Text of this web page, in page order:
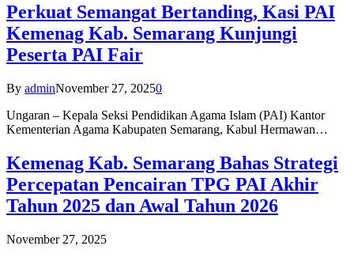
Perkuat Semangat Bertanding, Kasi PAI
Kemenag Kab. Semarang Kunjungi
Peserta PAI Fair
By adminNovember 27, 20250
Ungaran – Kepala Seksi Pendidikan Agama Islam (PAI) Kantor
Kementerian Agama Kabupaten Semarang, Kabul Hermawan…
Kemenag Kab. Semarang Bahas Strategi
Percepatan Pencairan TPG PAI Akhir
Tahun 2025 dan Awal Tahun 2026
November 27, 2025